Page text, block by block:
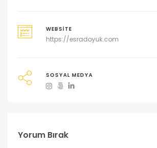
WEBSITE
https://esradoyuk.com
SOSYAL MEDYA
Yorum Bırak